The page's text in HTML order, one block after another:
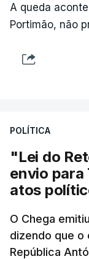
A queda
Portimão, não
POLÍTICA
"Lei do
envio para
atos
O Chega
dizendo que o
República